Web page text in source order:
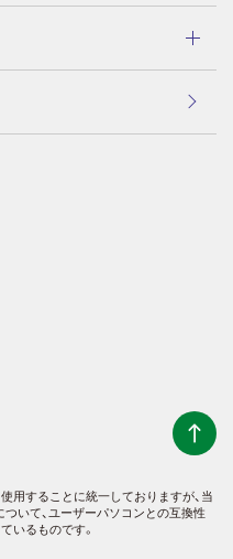
用することに統一しておりますが、 当
いて、ユーザーパソコンとの互換性
いるものです。